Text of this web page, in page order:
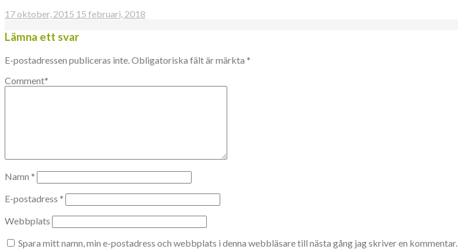
17 oktober, 2015 15 februari, 2018
Lämna ett svar
E-postadressen publiceras inte.Obligatoriska fält är märkta *
Comment*
Namn *
E-postadress *
Webbplats
Spara mitt namn, min e-postadress och webbplats i denna webbläsare till nästa gång jag skriver en kommentar.